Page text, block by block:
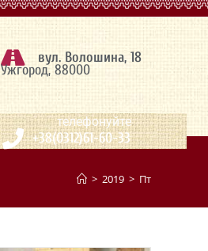
вул. Волошина, 18
Ужгород, 88000
телефонуйте
+38(0312)61-60-33
> 2019 > Пт